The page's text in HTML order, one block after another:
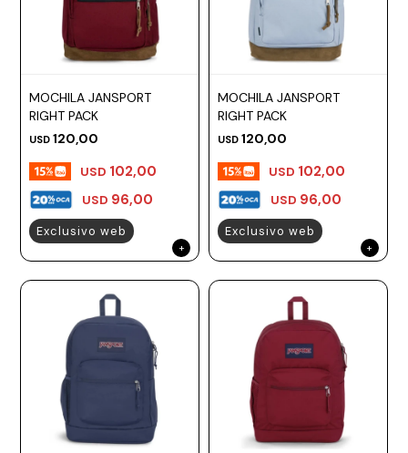
MOCHILA JANSPORT
RIGHT PACK
USD 120,00
USD 96,00
USD 102,00
Exclusivo web
MOCHILA JANSPORT
RIGHT PACK
USD 120,00
USD 96,00
USD 102,00
Exclusivo web